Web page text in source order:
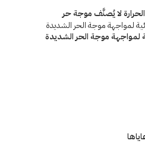
الحرارة لا يُصنَّف موجة حر
لمواجهة موجة الحر الشديدة